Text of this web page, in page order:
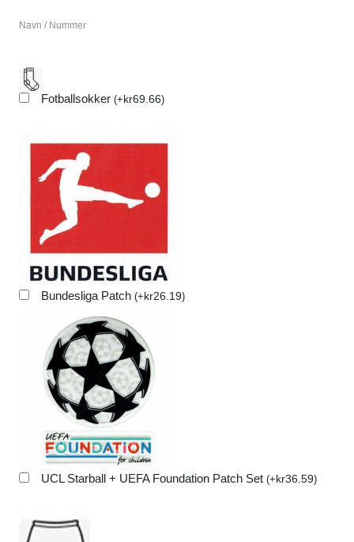
Navn / Nummer
Fotballsokker (+kr69.66)
Bundesliga Patch (+kr26.19)
UCL Starball + UEFA Foundation Patch Set (+kr36.59)